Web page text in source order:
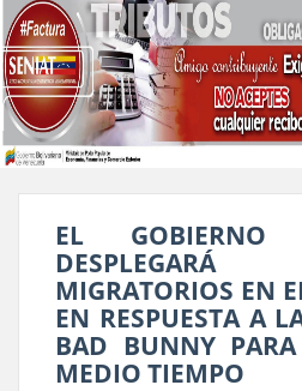
EL
MIGRATORIOS EN
EN RESPUESTA A
BAD BUNNY
MEDIO TIEMPO